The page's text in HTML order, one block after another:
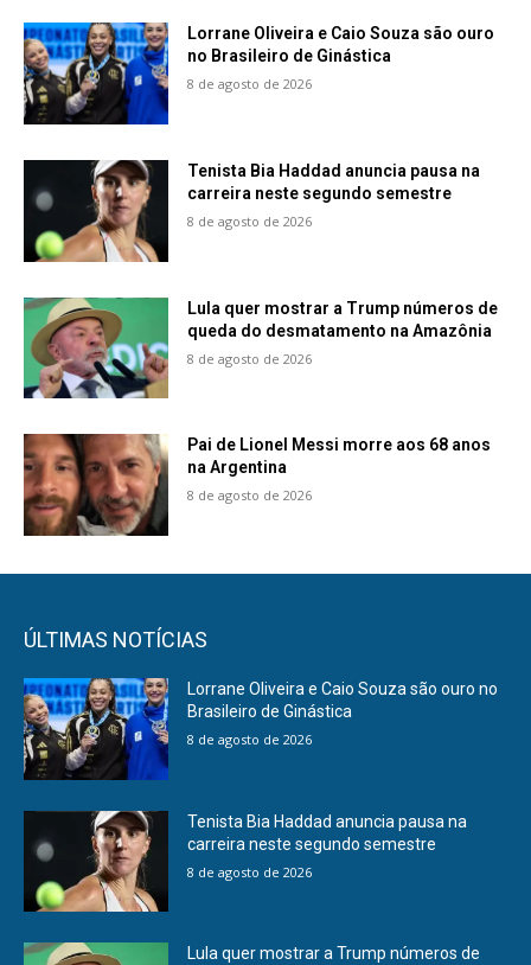
Lorrane Oliveira e Caio Souza são ouro
no Brasileiro de Ginástica
8 de agosto de 2026
Tenista Bia Haddad anuncia pausa na
carreira neste segundo semestre
8 de agosto de 2026
Lula quer mostrar a Trump números de
queda do desmatamento na Amazônia
8 de agosto de 2026
Pai de Lionel Messi morre aos 68 anos
na Argentina
8 de agosto de 2026
ÚLTIMAS NOTÍCIAS
Lorrane Oliveira e Caio Souza são ouro no
Brasileiro de Ginástica
8 de agosto de 2026
Tenista Bia Haddad anuncia pausa na
carreira neste segundo semestre
8 de agosto de 2026
Lula quer mostrar a Trump números de